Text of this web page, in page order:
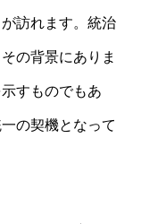
訪れます。統治
の背景にありま
すものでもあ
の契機となって